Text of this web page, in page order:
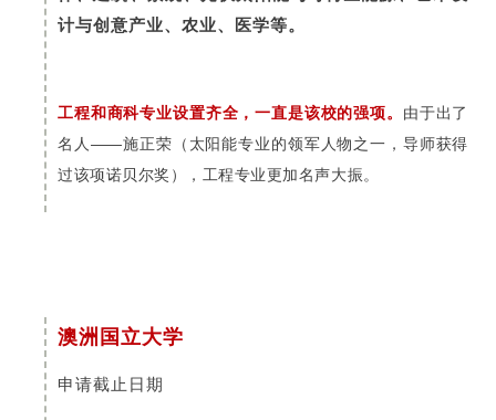
计与创意产业、农业、医学等。
工程和商科专业设置齐全，一直是该校的强项。 由于出了
名人——施正荣（太阳能专业的领军人物之一，导师获得
过该项诺贝尔奖），工程专业更加名声大振。
澳洲国立大学
申请截止日期